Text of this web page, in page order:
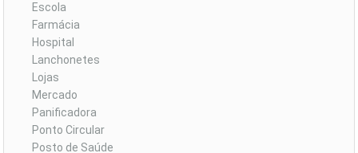
Escola
Farmácia
Hospital
Lanchonetes
Lojas
Mercado
Panificadora
Ponto Circular
Posto de Saúde